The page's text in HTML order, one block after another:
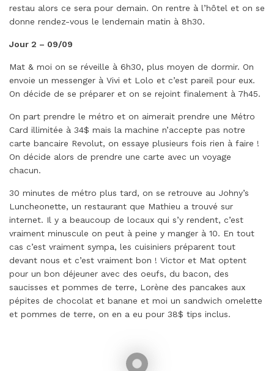
restau alors ce sera pour demain. On rentre à l’hôtel et on se
donne rendez-vous le lendemain matin à 8h30.
Jour 2 – 09/09
Mat & moi on se réveille à 6h30, plus moyen de dormir. On
envoie un messenger à Vivi et Lolo et c’est pareil pour eux.
On décide de se préparer et on se rejoint finalement à 7h45.
On part prendre le métro et on aimerait prendre une Métro
Card illimitée à 34$ mais la machine n’accepte pas notre
carte bancaire Revolut, on essaye plusieurs fois rien à faire !
On décide alors de prendre une carte avec un voyage
chacun.
30 minutes de métro plus tard, on se retrouve au Johny’s
Luncheonette, un restaurant que Mathieu a trouvé sur
internet. Il y a beaucoup de locaux qui s’y rendent, c’est
vraiment minuscule on peut à peine y manger à 10. En tout
cas c’est vraiment sympa, les cuisiniers préparent tout
devant nous et c’est vraiment bon ! Victor et Mat optent
pour un bon déjeuner avec des oeufs, du bacon, des
saucisses et pommes de terre, Lorène des pancakes aux
pépites de chocolat et banane et moi un sandwich omelette
et pommes de terre, on en a eu pour 38$ tips inclus.